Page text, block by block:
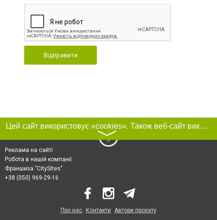
Відправити
Цей сайт використовує «cookies». Також веб-сайт використовує інтернет-сервіс для збору технічних даних стосовно відвідувачів з метою отримання маркетингової та статистичної інформації. Умови обробки даних відвідувачів сайту див.
〉
Реклама на сайті
Робота в нашій компанії
Франшиза "CitySites"
+38 (050) 969-29-16
Про нас Контакти Автори проєкту